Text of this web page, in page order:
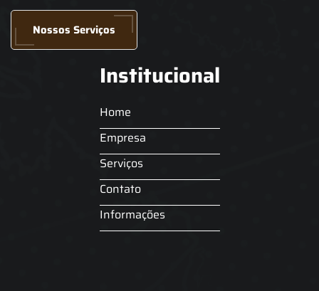
Nossos Serviços
Institucional
Home
Empresa
Serviços
Contato
Informações